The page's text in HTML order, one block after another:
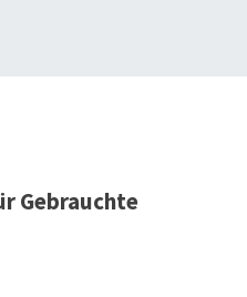
Gebrauchte